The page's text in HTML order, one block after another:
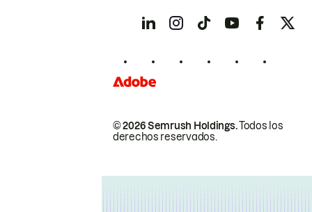
© 2026 Semrush Holdings.Todos los
derechos reservados.